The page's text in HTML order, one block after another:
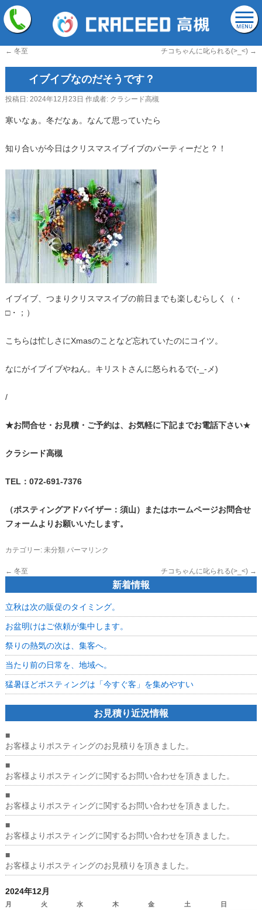
← 冬至 チコちゃんに叱られる(>_<) →
イブイブなのだそうです？
投稿日: 2024年12月23日 作成者: クラシード高槻
寒いなぁ。冬だなぁ。なんて思っていたら
知り合いが今日はクリスマスイブイブのパーティーだと？！
イブイブ、つまりクリスマスイブの前日までも楽しむらしく（・
□・；）
こちらは忙しさにXmasのことなど忘れていたのにコイツ。
なにがイブイブやねん。キリストさんに怒られるで(-_-メ)
/
★お問合せ・お見積・ご予約は、お気軽に下記までお電話下さい★
クラシード高槻
TEL ：072-691-7376
（ポスティングアドバイザー：須山）
またはホームページお問合せ
フォームよりお願いいたします。
カテゴリー: 未分類 パーマリンク
← 冬至 チコちゃんに叱られる(>_<) →
新着情報
立秋は次の販促のタイミング。
お盆明けはご依頼が集中します。
祭りの熱気の次は、集客へ。
当たり前の日常を、地域へ。
猛暑ほどポスティングは「今すぐ客」を集めやすい
お見積り近況情報
■
お客様よりポスティングのお見積りを頂きました。
■
お客様よりポスティングに関するお問い合わせを頂きました。
■
お客様よりポスティングに関するお問い合わせを頂きました。
■
お客様よりポスティングに関するお問い合わせを頂きました。
■
お客様よりポスティングのお見積りを頂きました。
2024年12月
月 火 水 木 金 土 日